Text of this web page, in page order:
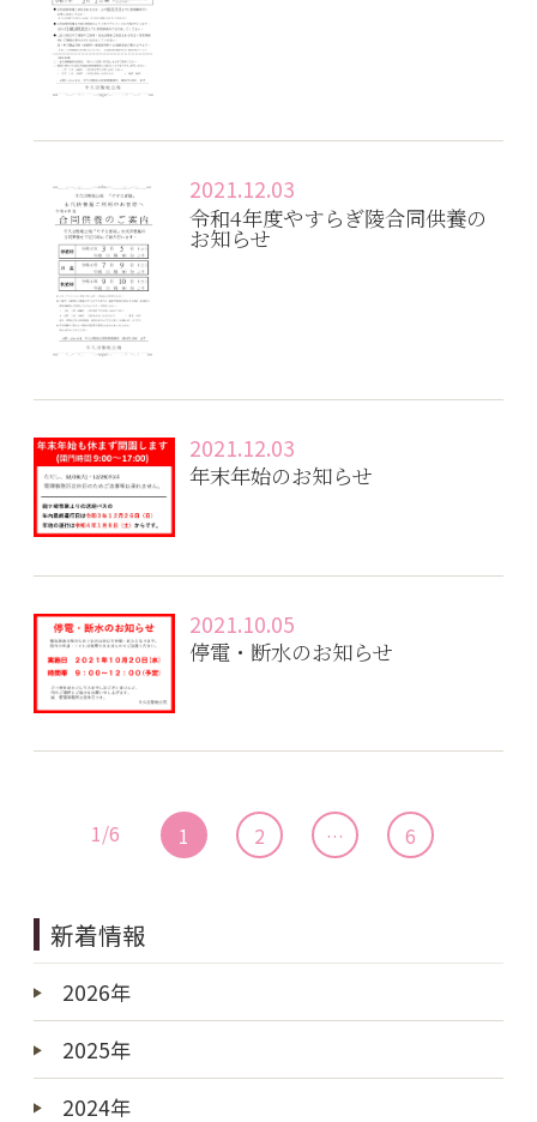
2021.12.03
令和4年度やすらぎ陵合同供養の
お知らせ
2021.12.03
年末年始のお知らせ
2021.10.05
停電・断水のお知らせ
1/6 1 2 … 6
新着情報
2026年
2025年
2024年